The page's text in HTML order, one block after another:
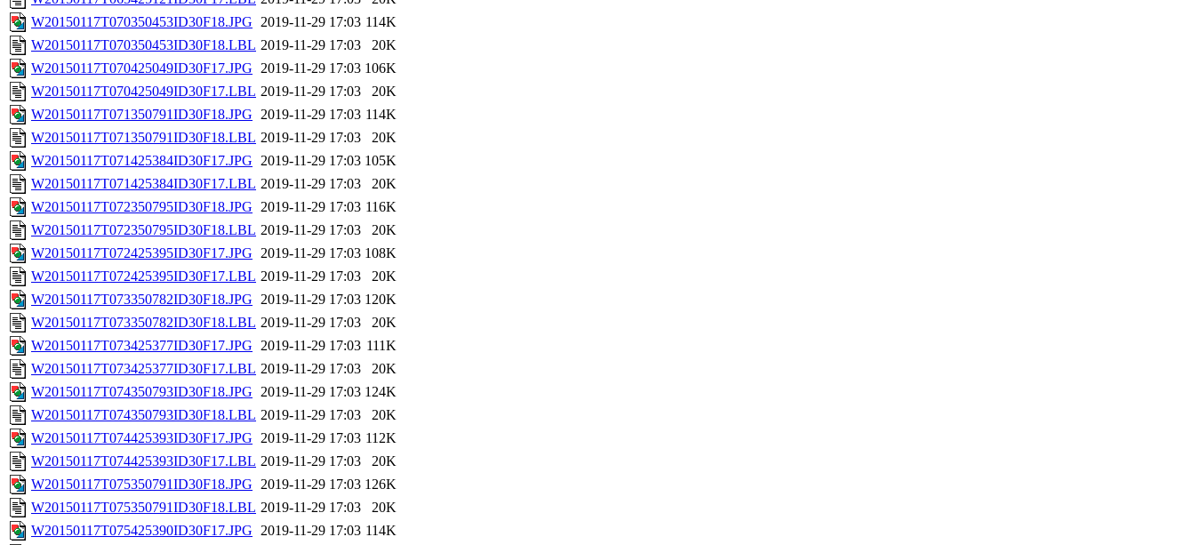
W20150117T070350453ID30F18.JPG 2019-11-29 17:03 114K
W20150117T070350453ID30F18.LBL 2019-11-29 17:03
20K
W20150117T070425049ID30F17.JPG 2019-11-29 17:03 106K
W20150117T070425049ID30F17.LBL 2019-11-29 17:03
20K
W20150117T071350791ID30F18.JPG 2019-11-29 17:03 114K
W20150117T071350791ID30F18.LBL 2019-11-29 17:03
20K
W20150117T071425384ID30F17.JPG 2019-11-29 17:03 105K
W20150117T071425384ID30F17.LBL 2019-11-29 17:03
20K
W20150117T072350795ID30F18.JPG 2019-11-29 17:03 116K
W20150117T072350795ID30F18.LBL 2019-11-29 17:03
20K
W20150117T072425395ID30F17.JPG 2019-11-29 17:03 108K
W20150117T072425395ID30F17.LBL 2019-11-29 17:03
20K
W20150117T073350782ID30F18.JPG 2019-11-29 17:03 120K
W20150117T073350782ID30F18.LBL 2019-11-29 17:03
20K
W20150117T073425377ID30F17.JPG 2019-11-29 17:03 111K
W20150117T073425377ID30F17.LBL 2019-11-29 17:03
20K
W20150117T074350793ID30F18.JPG 2019-11-29 17:03 124K
W20150117T074350793ID30F18.LBL 2019-11-29 17:03
20K
W20150117T074425393ID30F17.JPG 2019-11-29 17:03 112K
W20150117T074425393ID30F17.LBL 2019-11-29 17:03
20K
W20150117T075350791ID30F18.JPG 2019-11-29 17:03 126K
W20150117T075350791ID30F18.LBL 2019-11-29 17:03
20K
W20150117T075425390ID30F17.JPG 2019-11-29 17:03 114K